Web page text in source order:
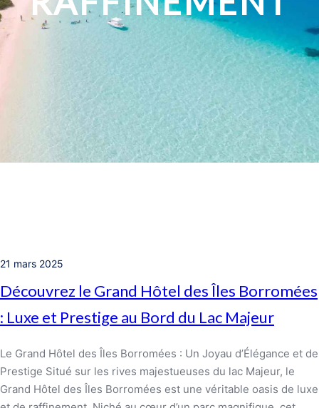
21 mars 2025
Découvrez le Grand Hôtel des Îles Borromées
: Luxe et Prestige au Bord du Lac Majeur
Le Grand Hôtel des Îles Borromées : Un Joyau d’Élégance et de
Prestige Situé sur les rives majestueuses du lac Majeur, le
Grand Hôtel des Îles Borromées est une véritable oasis de luxe